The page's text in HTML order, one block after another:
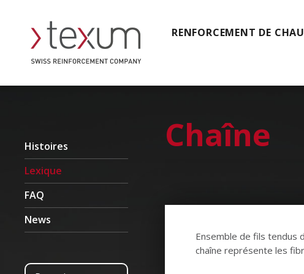
RENFORCEMENT DE
Histoires
Lexique
FAQ
News
Chaîne
Ensemble de fils tendus
chaîne représente les